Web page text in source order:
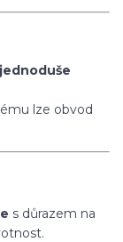
jednoduše
lze obvod
s důrazem na